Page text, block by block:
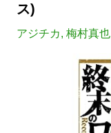
ス)
アジチカ, 梅村真也